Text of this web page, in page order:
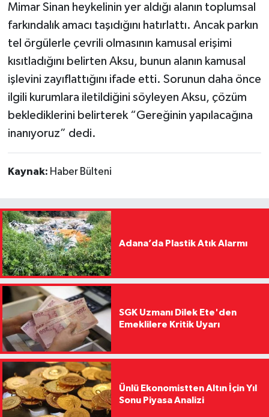
Mimar Sinan heykelinin yer aldığı alanın toplumsal
farkındalık amacı taşıdığını hatırlattı. Ancak parkın
tel örgülerle çevrili olmasının kamusal erişimi
kısıtladığını belirten Aksu, bunun alanın kamusal
işlevini zayıflattığını ifade etti. Sorunun daha önce
ilgili kurumlara iletildiğini söyleyen Aksu, çözüm
beklediklerini belirterek “Gereğinin yapılacağına
inanıyoruz” dedi.
Kaynak: Haber Bülteni
Adana’da Plastik Atık Alarmı
SGK Uzmanı Dilek Ete'den
Emeklilere Kritik Uyarı
Ünlü Ekonomistten Altın İçin Yıl
Sonu Piyasa Analizi